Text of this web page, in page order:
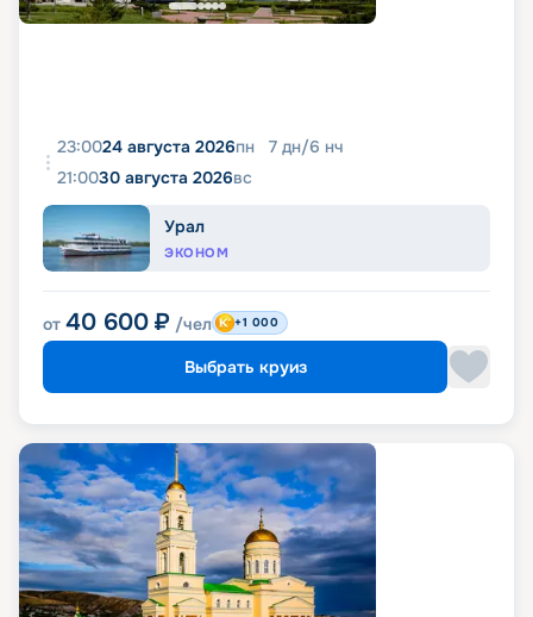
23:0024 августа 2026пн 7 дн/6 нч
21:0030 августа 2026вс
Урал
ЭКОНОМ
от 40 600 ₽ /чел +1 000
Выбрать круиз